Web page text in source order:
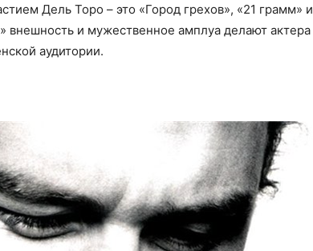
Дель Торо – это «Город грехов», «21 грамм» и
внешность и мужественное амплуа делают актера
аудитории.